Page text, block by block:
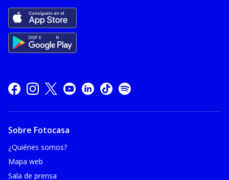
Sobre Fotocasa
¿Quiénes somos?
Mapa web
Sala de prensa